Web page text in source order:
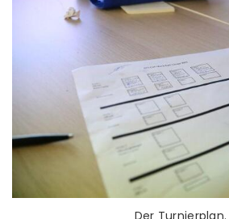
Der Turnierplan.